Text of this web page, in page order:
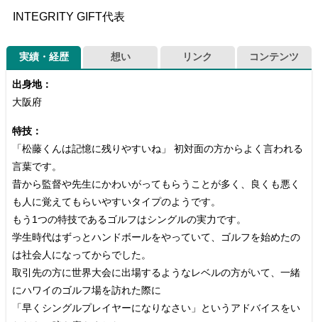
INTEGRITY GIFT代表
実績・経歴
出身地：
大阪府
特技：
「松藤くんは記憶に残りやすいね」 初対面の方からよく言われる
言葉です。
昔から監督や先生にかわいがってもらうことが多く、良くも悪く
も人に覚えてもらいやすいタイプのようです。
もう1つの特技であるゴルフはシングルの実力です。
学生時代はずっとハンドボールをやっていて、ゴルフを始めたの
は社会人になってからでした。
取引先の方に世界大会に出場するようなレベルの方がいて、一緒
にハワイのゴルフ場を訪れた際に
「早くシングルプレイヤーになりなさい」というアドバイスをい
想い リンク コンテンツ